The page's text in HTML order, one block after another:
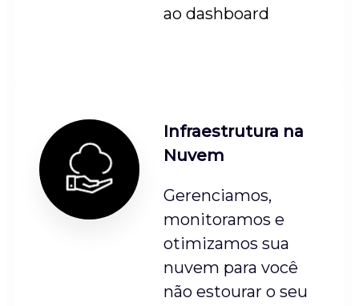
ao dashboard
Infraestrutura na
Nuvem
Gerenciamos,
monitoramos e
otimizamos sua
nuvem para você
não estourar o seu